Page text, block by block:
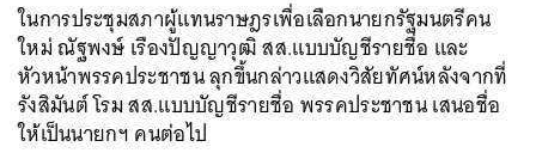
ในการประชุมสภาผู้แทนราษฎรเพื่อเลือกนายกรัฐมนตรีคน
ใหม่ ณัฐพงษ์ เรืองปัญญาวุฒิ สส.แบบบัญชีรายชื่อ และ
หัวหน้าพรรคประชาชน ลุกขึ้นกล่าวแสดงวิสัยทัศน์หลังจากที่
รังสิมันต์ โรม สส.แบบบัญชีรายชื่อ พรรคประชาชน เสนอชื่อ
ให้เป็นนายกฯ คนต่อไป